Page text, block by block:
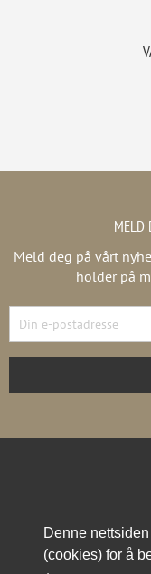
Denne
(cookies) for å
MELD
Meld deg på vårt
holder på
Prosjekter
|